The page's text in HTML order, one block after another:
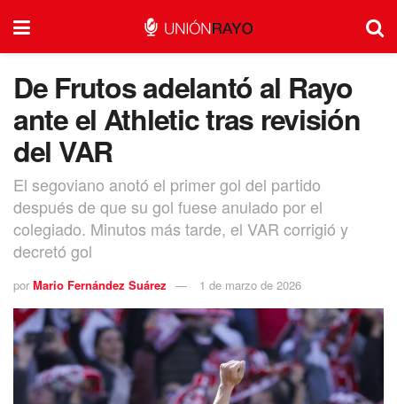
De Frutos adelantó al Rayo
ante el Athletic tras revisión
del VAR
El segoviano anotó el primer gol del partido
después de que su gol fuese anulado por el
colegiado. Minutos más tarde, el VAR corrigió y
decretó gol
por Mario Fernández Suárez 1 de marzo de 2026